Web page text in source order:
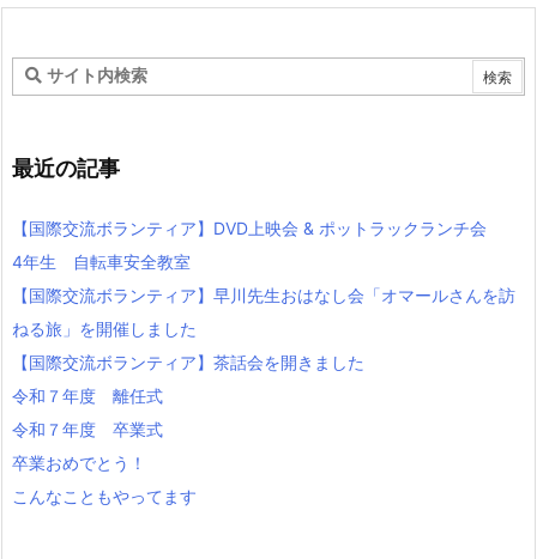
最近の記事
【国際交流ボランティア】DVD上映会 & ポットラックランチ会
4年生 自転車安全教室
【国際交流ボランティア】早川先生おはなし会「オマールさんを訪
ねる旅」を開催しました
【国際交流ボランティア】茶話会を開きました
令和７年度 離任式
令和７年度 卒業式
卒業おめでとう！
こんなこともやってます